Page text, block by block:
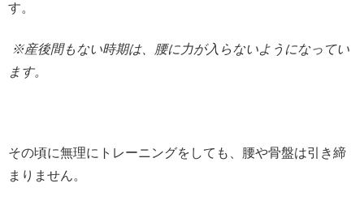
す。
※産後間もない時期は、腰に力が入らないようになってい
ます。
その頃に無理にトレーニングをしても、腰や骨盤は引き締
まりません。